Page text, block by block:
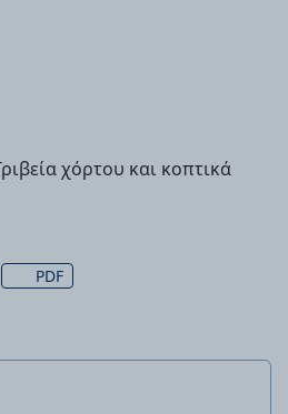
χόρτου και κοπτικά
PDF